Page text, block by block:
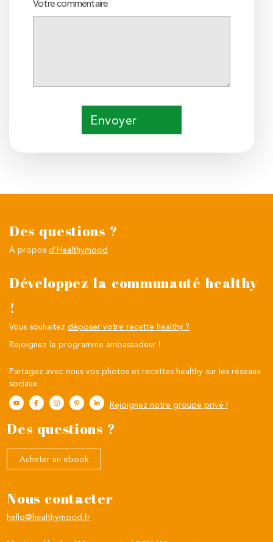
Votre commentaire
Envoyer
Des questions ?
À propos d'Healthymood
Développez la communauté healthy
!
Vous souhaitez déposer votre recette healthy ?
Rejoignez le programme ambassadeur !
Partagez avec nous vos photos et recettes healthy sur les réseaux
sociaux.
Rejoignez notre groupe privé !
Des questions ?
Acheter un ebook
Nous contacter
hello@healthymood.fr